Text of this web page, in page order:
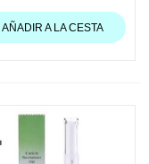
AÑADIR A LA CESTA